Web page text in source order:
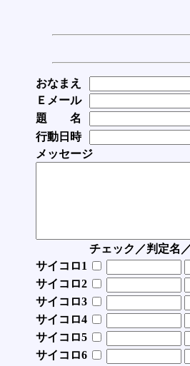
おなまえ
Ｅメール
題 名
行動日時
メッセージ
チェック／判定名
サイコロ1
サイコロ2
サイコロ3
サイコロ4
サイコロ5
サイコロ6